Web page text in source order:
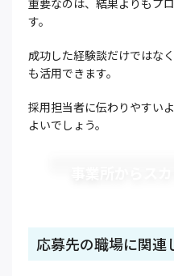
す。
成功した経験談だけではな
も活用できます。
採用担当者に伝わりやすい
よいでしょう。
応募先の職場に関連